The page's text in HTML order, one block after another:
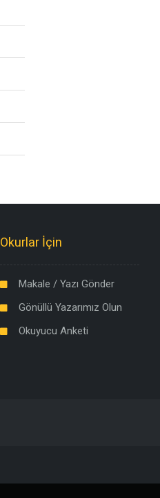
Okurlar İçin
Makale / Yazı Gönder
Gönüllü Yazarımız Olun
Okuyucu Anketi